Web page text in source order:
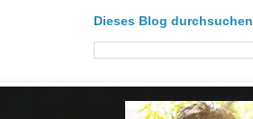
Dieses Blog durchsuchen